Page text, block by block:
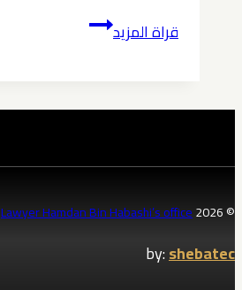
قراة المزيدمحامي
تأسيس
مدينة
© 2026
Lawyer Hamdan Bin Habashi’s office
by:shebatec